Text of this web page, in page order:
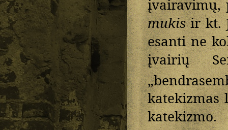
įvairavimų,
mukisir kt.
esanti ne
įvairių
katekizmo.